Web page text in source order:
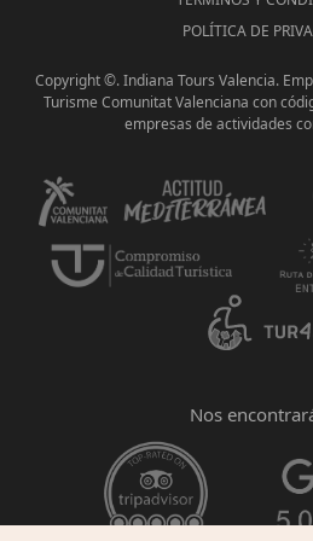
POLÍTICA DE
Copyright ©. Indiana Tours Valencia.
Turisme Comunitat Valenciana con
empresas de actividades
Nos